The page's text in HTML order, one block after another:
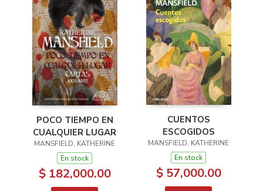
POCO TIEMPO EN
CUALQUIER LUGAR
MANSFIELD, KATHERINE
En stock
$ 182,000.00
CUENTOS
ESCOGIDOS
MANSFIELD, KATHERINE
En stock
$ 57,000.00